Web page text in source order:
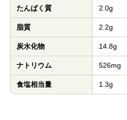
たんぱく質 2.0g
脂質 2.2g
炭水化物 14.8g
ナトリウム 526mg
食塩相当量 1.3g